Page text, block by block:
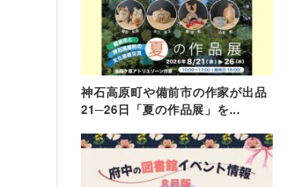
神石高原町や備前市の作家が出品
21─26日「夏の作品展」を...